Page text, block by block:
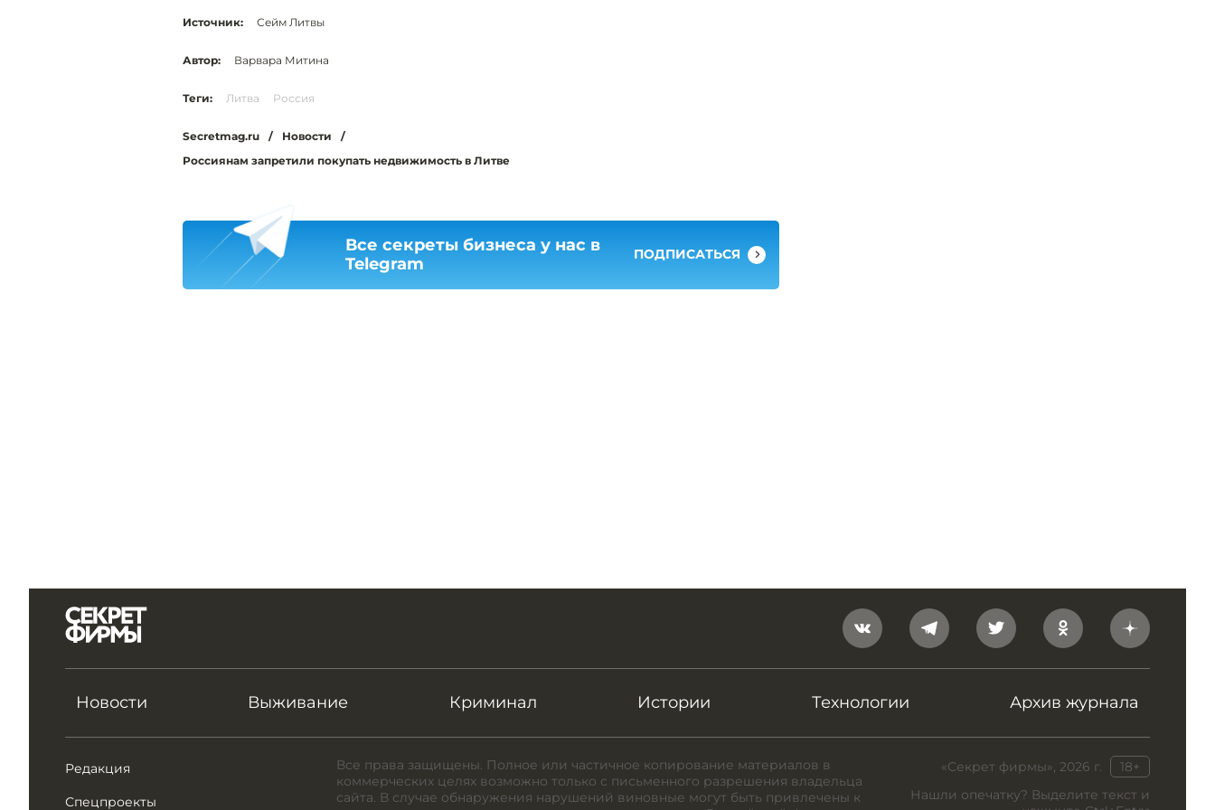
Источник: Сейм Литвы
Автор: Варвара Митина
Теги: Литва Россия
Secretmag.ru / Новости
/
Россиянам запретили покупать недвижимость в Литве
Все секреты бизнеса у нас в
Telegram
ПОДПИСАТЬСЯ
Новости Выживание Криминал Истории Технологии Архив журнала
Редакция
Спецпроекты
«Секрет фирмы», 2026 г.
18+
Нашли опечатку? Выделите текст и
Все права защищены. Полное или частичное копирование материалов в
коммерческих целях возможно только с письменного разрешения владельца
сайта. В случае обнаружения нарушений виновные могут быть привлечены к